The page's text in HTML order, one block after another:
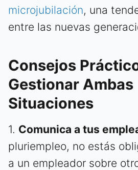
microjubilación, una
entre las nuevas
Consejos
Gestionar Ambas
Situaciones
1. Comunica a tus
pluriempleo, no estás
a un empleador sobre